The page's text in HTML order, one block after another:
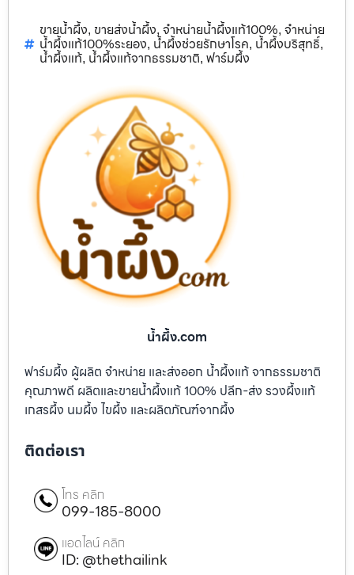
ขายน้ำผึ้ง, ขายส่งน้ำผึ้ง, จำหน่ายน้ำผึ้งแท้100%, จำหน่าย
น้ำผึ้งแท้100%ระยอง, น้ำผึ้งช่วยรักษาโรค, น้ำผึ้งบริสุทธิ์,
น้ำผึ้งแท้, น้ำผึ้งแท้จากธรรมชาติ, ฟาร์มผึ้ง
น้ำผึ้ง.com
ฟาร์มผึ้ง ผู้ผลิต จำหน่าย และส่งออก น้ำผึ้งแท้ จากธรรมชาติ
คุณภาพดี ผลิตและขายน้ำผึ้งแท้ 100% ปลีก-ส่ง รวงผึ้งแท้
เกสรผึ้ง นมผึ้ง ไขผึ้ง และผลิตภัณฑ์จากผึ้ง
ติดต่อเรา
โทร คลิก
099-185-8000
แอดไลน์ คลิก
ID: @thethailink